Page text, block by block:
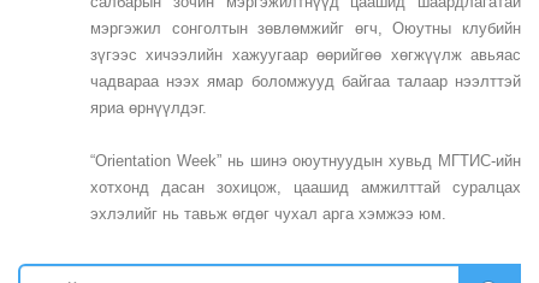
мэргэжил сонголтын зөвлөмжийг өгч, Оюутны клубийн
зүгээс хичээлийн хажуугаар өөрийгөө хөгжүүлж авьяас
чадвараа нээх ямар боломжууд байгаа талаар нээлттэй
яриа өрнүүлдэг.
“Orientation Week” нь шинэ оюутнуудын хувьд МГТИС-ийн
хотхонд дасан зохицож, цаашид амжилттай суралцах
эхлэлийг нь тавьж өгдөг чухал арга хэмжээ юм.